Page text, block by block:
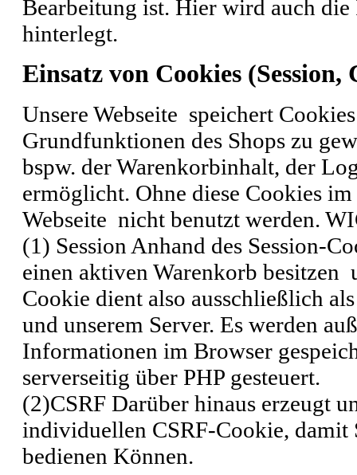
Bearbeitung ist. Hier wird auch
hinterlegt.
Einsatz von Cookies (Session,
Unsere Webseite speichert
Grundfunktionen des Shops zu
bspw. der Warenkorbinhalt, der
ermöglicht. Ohne diese Cookies
Webseite nicht benutzt werden.
(1) Session Anhand des Session-
einen aktiven Warenkorb besitzen
Cookie dient also ausschließlich
und unserem Server. Es werden
Informationen im Browser
serverseitig über PHP gesteuert.
(2)CSRF Darüber hinaus erzeugt
individuellen CSRF-Cookie, damit
bedienen Können.